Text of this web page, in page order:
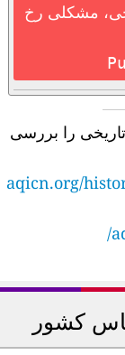
مشکلی رخ
را بررسی
aqicn.org/
کشور